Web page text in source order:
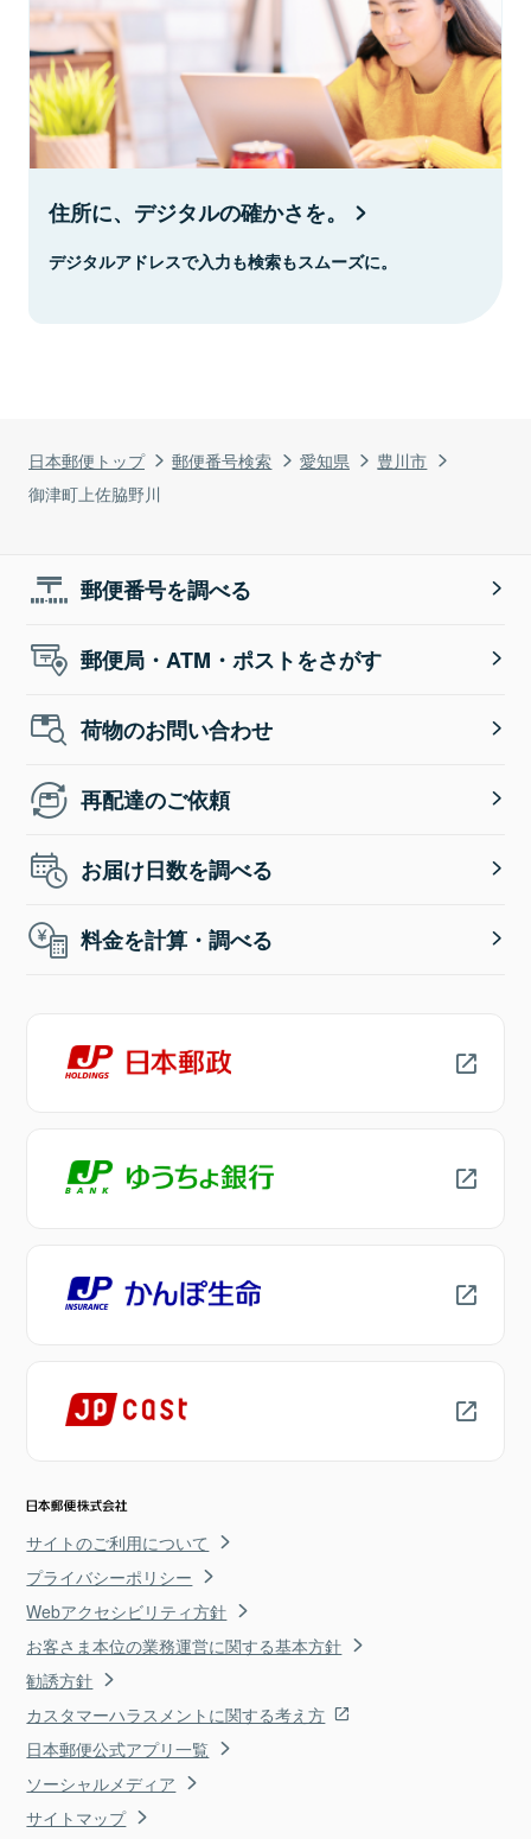
日本郵便トップ 郵便番号検索 愛知県
豊川市
御津町上佐脇野川
住所に、デジタルの確かさを。
デジタルアドレスで入力も検索もスムーズに。
郵便番号を調べる
郵便局・ATM・ポストをさがす
荷物のお問い合わせ
再配達のご依頼
お届け日数を調べる
料金を計算・調べる
サイトのご利用について
プライバシーポリシー
Webアクセシビリティ方針
お客さま本位の業務運営に関する基本方針
勧誘方針
カスタマーハラスメントに関する考え方
日本郵便公式アプリ一覧
ソーシャルメディア
サイトマップ